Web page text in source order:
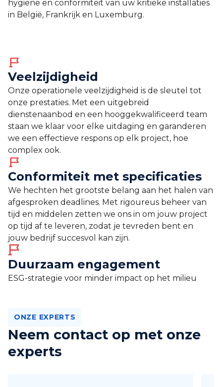
hygiëne en conformiteit van uw kritieke installaties
in België, Frankrijk en Luxemburg.
Veelzijdigheid
Onze operationele veelzijdigheid is de sleutel tot
onze prestaties. Met een uitgebreid
dienstenaanbod en een hooggekwalificeerd team
staan we klaar voor elke uitdaging en garanderen
we een effectieve respons op elk project, hoe
complex ook.
Conformiteit met specificaties
We hechten het grootste belang aan het halen van
afgesproken deadlines. Met rigoureus beheer van
tijd en middelen zetten we ons in om jouw project
op tijd af te leveren, zodat je tevreden bent en
jouw bedrijf succesvol kan zijn.
Duurzaam engagement
ESG-strategie voor minder impact op het milieu
ONZE EXPERTS
Neem contact op met onze
experts